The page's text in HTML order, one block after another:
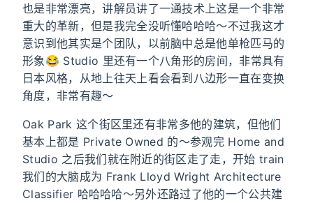
也是非常漂亮，讲解员讲了一通技术上这是一个非常
重大的革新，但是我完全没听懂哈哈哈～不过我这才
意识到他其实是个团队，以前脑中总是他单枪匹马的
形象😂 Studio 里还有一个八角形的房间，非常具有
日本风格，从地上往天上看会看到八边形一直在变换
角度，非常有趣～
Oak Park 这个街区里还有非常多他的建筑，但他们
基本上都是 Private Owned 的～参观完 Home and
Studio 之后我们就在附近的街区走了走，开始 train
我们的大脑成为 Frank Lloyd Wright Architecture
Classifier 哈哈哈哈～另外还路过了他的一个公共建